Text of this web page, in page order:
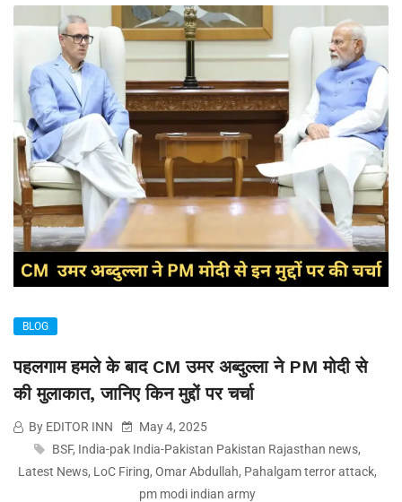
BLOG
पहलगाम हमले के बाद CM उमर अब्दुल्ला ने PM मोदी से
की मुलाकात, जानिए किन मुद्दों पर चर्चा
By EDITOR INN
May 4, 2025
BSF, India-pak India-Pakistan Pakistan Rajasthan news,
Latest News, LoC Firing, Omar Abdullah, Pahalgam terror attack,
pm modi indian army